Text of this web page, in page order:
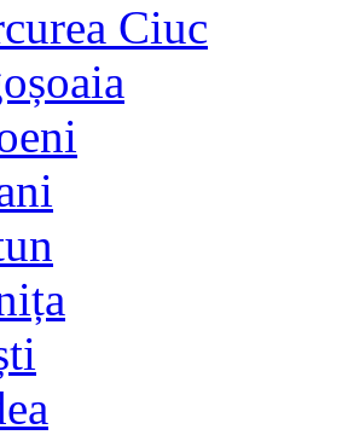
Ciuc